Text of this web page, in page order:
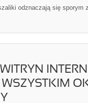
odznaczają się sporym